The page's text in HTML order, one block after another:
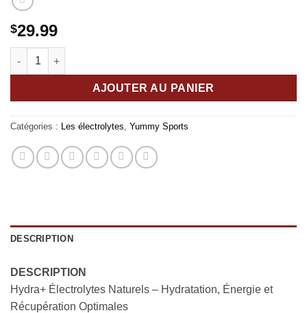
$29.99
quantité de Hydra + Électrolytes en sachets - Lime et citron
AJOUTER AU PANIER
Catégories : Les électrolytes Yummy Sports
DESCRIPTION
DESCRIPTION
Hydra+ Électrolytes Naturels – Hydratation, Énergie et
Récupération Optimales